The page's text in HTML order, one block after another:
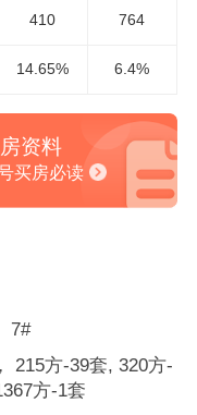
410 764
14.65% 6.4%
资料
买房必读
7#
215方-39套, 320方-
方-1套